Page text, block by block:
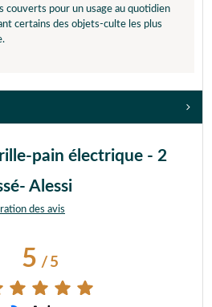
couverts pour un usage au quotidien
certains des objets-culte les plus
pain électrique - 2
Alessi
des avis
5/ 5